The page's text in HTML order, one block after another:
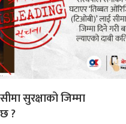
सुरक्षाको जिम्मा
?